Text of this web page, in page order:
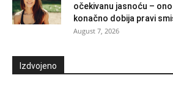
očekivanu jasnoću –
konačno dobija pravi
August 7, 2026
Izdvojeno